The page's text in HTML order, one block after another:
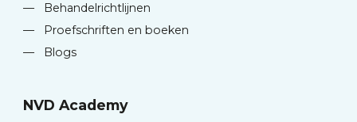
—
Behandelrichtlijnen
—
Proefschriften en boeken
—
Blogs
NVD Academy